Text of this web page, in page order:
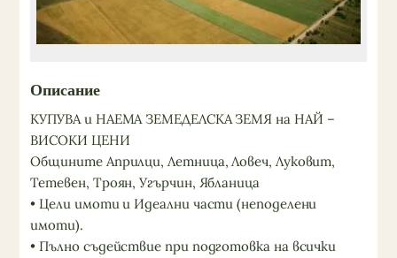
Описание
КУПУВА и НАЕМА ЗЕМЕДЕЛСКА ЗЕМЯ на НАЙ –
ВИСОКИ ЦЕНИ
Общините Априлци, Летница, Ловеч, Луковит,
Тетевен, Троян, Угърчин, Ябланица
• Цели имоти и Идеални части (неподелени
имоти).
• Пълно съдействие при подготовка на всички